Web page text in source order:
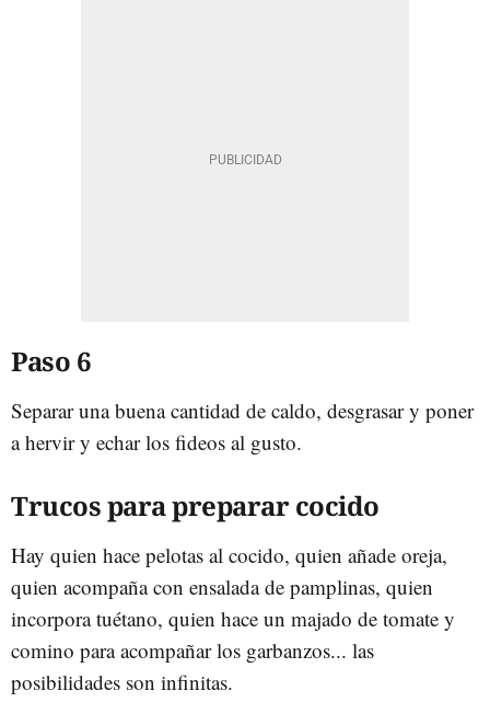
Paso 6
Separar una buena cantidad de caldo, desgrasar y poner
a hervir y echar los fideos al gusto.
Trucos para preparar cocido
Hay quien hace pelotas al cocido, quien añade oreja,
quien acompaña con ensalada de pamplinas, quien
incorpora tuétano, quien hace un majado de tomate y
comino para acompañar los garbanzos... las
posibilidades son infinitas.